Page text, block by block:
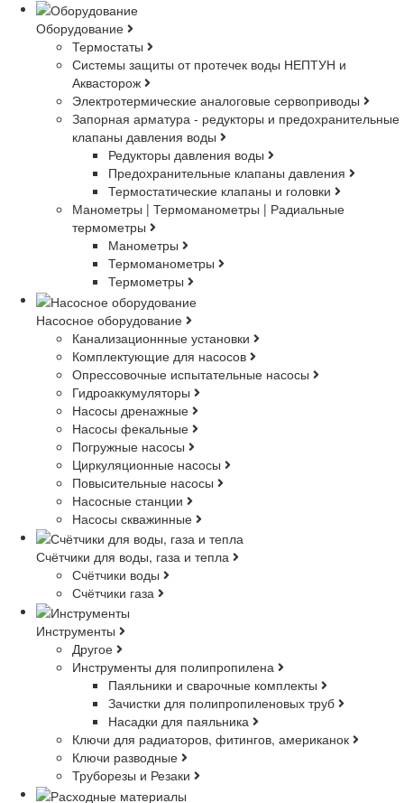
Оборудование
Термостаты
Системы защиты от протечек воды НЕПТУН и
Аквасторож
Электротермические аналоговые сервоприводы
Запорная арматура - редукторы и предохранительные
клапаны давления воды
Редукторы давления воды
Предохранительные клапаны давления
Термостатические клапаны и головки
Манометры | Термоманометры | Радиальные
термометры
Манометры
Термоманометры
Термометры
Насосное оборудование
Канализационнные установки
Комплектующие для насосов
Опрессовочные испытательные насосы
Гидроаккумуляторы
Насосы дренажные
Насосы фекальные
Погружные насосы
Циркуляционные насосы
Повысительные насосы
Насосные станции
Насосы скважинные
Счётчики для воды, газа и тепла
Счётчики воды
Счётчики газа
Инструменты
Другое
Инструменты для полипропилена
Паяльники и сварочные комплекты
Зачистки для полипропиленовых труб
Насадки для паяльника
Ключи для радиаторов, фитингов, американок
Ключи разводные
Труборезы и Резаки